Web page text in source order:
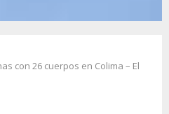
con 26 cuerpos en Colima – El